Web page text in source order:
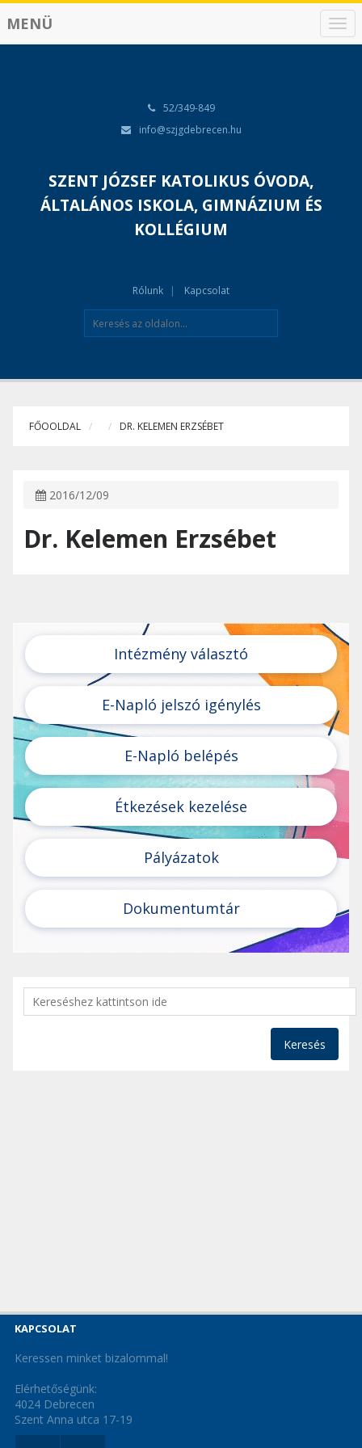
N
a
MENÜ
52/349-849
info@szjgdebrecen.hu
SZENT JÓZSEF KATOLIKUS ÓVODA,
ÁLTALÁNOS ISKOLA, GIMNÁZIUM ÉS
KOLLÉGIUM
Rólunk Kapcsolat
FŐOOLDAL DR. KELEMEN ERZSÉBET
2016/12/09
Dr. Kelemen Erzsébet
Intézmény választó
E-Napló jelszó igénylés
E-Napló belépés
Étkezések kezelése
Pályázatok
Dokumentumtár
Keresés
KAPCSOLAT
Keressen minket bizalommal!
Elérhetőségünk:
4024 Debrecen
Szent Anna utca 17-19